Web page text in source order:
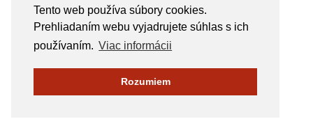
Tento web používa súbory cookies.
Prehliadaním webu vyjadrujete súhlas s ich
používaním. Viac informácii
Rozumiem